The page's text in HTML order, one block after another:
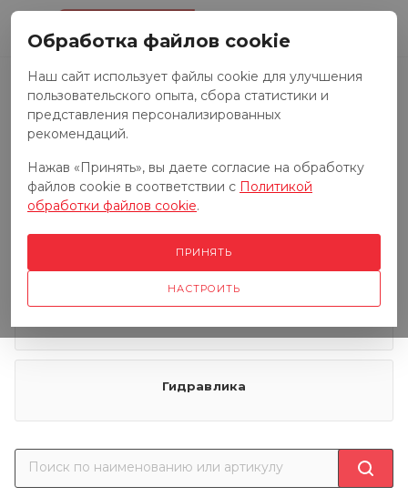
Запчасти к тракторам
Запчасти к грузовым автомобилям
Гидравлика
Обработка файлов cookie
Наш сайт использует файлы cookie для улучшения
пользовательского опыта, сбора статистики и
представления персонализированных
рекомендаций.
Нажав «Принять», вы даете согласие на обработку
файлов cookie в соответствии с Политикой
обработки файлов cookie.
НАСТРОИТЬ
ПРИНЯТЬ